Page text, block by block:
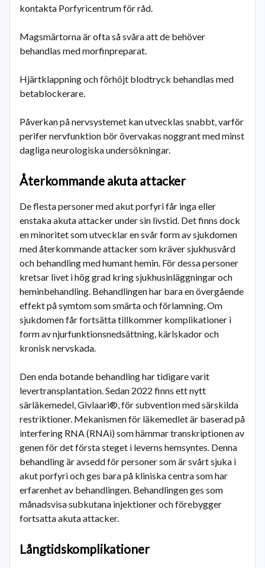
kontakta Porfyricentrum för råd.
Magsmärtorna är ofta så svåra att de behöver
behandlas med morfinpreparat.
Hjärtklappning och förhöjt blodtryck behandlas med
betablockerare.
Påverkan på nervsystemet kan utvecklas snabbt, varför
perifer nervfunktion bör övervakas noggrant med minst
dagliga neurologiska undersökningar.
Återkommande akuta attacker
De flesta personer med akut porfyri får inga eller
enstaka akuta attacker under sin livstid. Det finns dock
en minoritet som utvecklar en svår form av sjukdomen
med återkommande attacker som kräver sjukhusvård
och behandling med humant hemin. För dessa personer
kretsar livet i hög grad kring sjukhusinläggningar och
heminbehandling. Behandlingen har bara en övergående
effekt på symtom som smärta och förlamning. Om
sjukdomen får fortsätta tillkommer komplikationer i
form av njurfunktionsnedsättning, kärlskador och
kronisk nervskada.
Den enda botande behandling har tidigare varit
levertransplantation. Sedan 2022 finns ett nytt
särläkemedel, Givlaari®, för subvention med särskilda
restriktioner. Mekanismen för läkemedlet är baserad på
interfering RNA (RNAi) som hämmar transkriptionen av
genen för det första steget i leverns hemsyntes. Denna
behandling är avsedd för personer som är svårt sjuka i
akut porfyri och ges bara på kliniska centra som har
erfarenhet av behandlingen. Behandlingen ges som
månadsvisa subkutana injektioner och förebygger
fortsatta akuta attacker.
Långtidskomplikationer